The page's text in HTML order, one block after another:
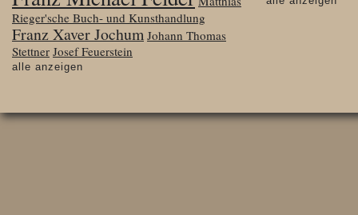
Rieger'sche Buch- und Kunsthandlung
Franz Xaver Jochum Johann Thomas
Stettner Josef Feuerstein
alle anzeigen